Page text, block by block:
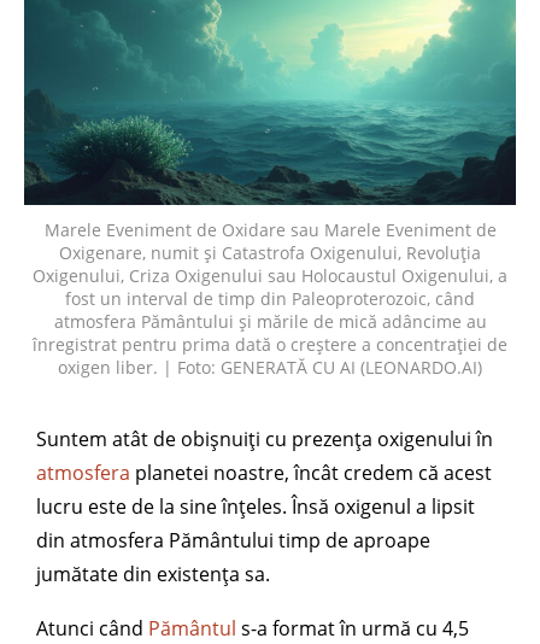
Marele Eveniment de Oxidare sau Marele Eveniment de
Oxigenare, numit și Catastrofa Oxigenului, Revoluția
Oxigenului, Criza Oxigenului sau Holocaustul Oxigenului, a
fost un interval de timp din Paleoproterozoic, când
atmosfera Pământului și mările de mică adâncime au
înregistrat pentru prima dată o creștere a concentrației de
oxigen liber. | Foto: GENERATĂ CU AI (LEONARDO.AI)
Suntem atât de obișnuiți cu prezența oxigenului în
atmosfera planetei noastre, încât credem că acest
lucru este de la sine înțeles. Însă oxigenul a lipsit
din atmosfera Pământului timp de aproape
jumătate din existența sa.
Atunci când Pământul s-a format în urmă cu 4,5